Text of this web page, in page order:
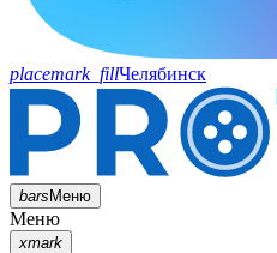
placemark_fillЧелябинск
barsМеню
Меню
xmark